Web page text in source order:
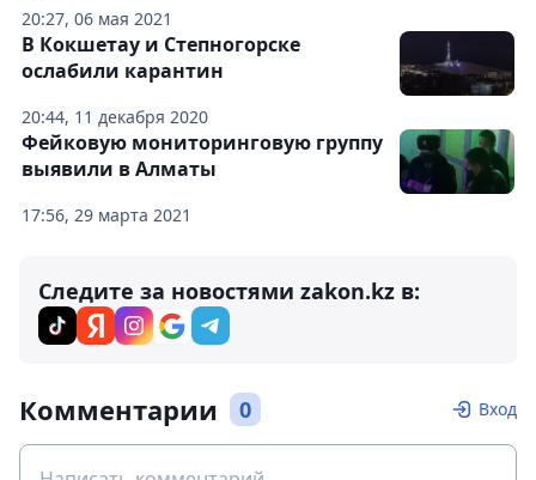
20:27, 06 мая 2021
20:44, 11 декабря 2020
В Кокшетау и Степногорске
ослабили карантин
17:56, 29 марта 2021
Фейковую мониторинговую группу
выявили в Алматы
Следите за новостями zakon.kz в:
Комментарии 0 Вход